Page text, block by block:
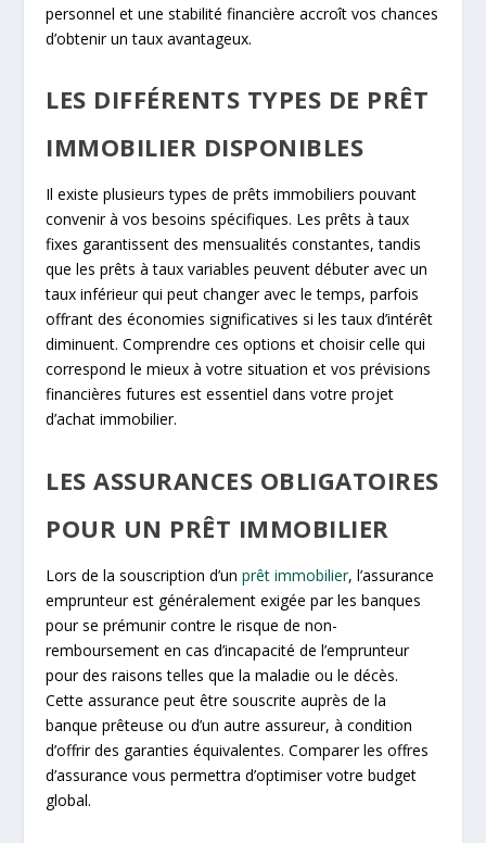
personnel et une stabilité financière accroît vos chances
d’obtenir un taux avantageux.
LES DIFFÉRENTS TYPES DE PRÊT
IMMOBILIER DISPONIBLES
Il existe plusieurs types de prêts immobiliers pouvant
convenir à vos besoins spécifiques. Les prêts à taux
fixes garantissent des mensualités constantes, tandis
que les prêts à taux variables peuvent débuter avec un
taux inférieur qui peut changer avec le temps, parfois
offrant des économies significatives si les taux d’intérêt
diminuent. Comprendre ces options et choisir celle qui
correspond le mieux à votre situation et vos prévisions
financières futures est essentiel dans votre projet
d’achat immobilier.
LES ASSURANCES OBLIGATOIRES
POUR UN PRÊT IMMOBILIER
Lors de la souscription d’unprêt immobilier, l’assurance
emprunteur est généralement exigée par les banques
pour se prémunir contre le risque de non-
remboursement en cas d’incapacité de l’emprunteur
pour des raisons telles que la maladie ou le décès.
Cette assurance peut être souscrite auprès de la
banque prêteuse ou d’un autre assureur, à condition
d’offrir des garanties équivalentes. Comparer les offres
d’assurance vous permettra d’optimiser votre budget
global.